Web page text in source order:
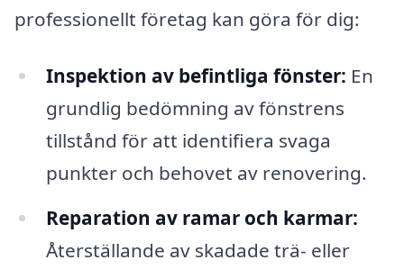
professionellt företag kan göra för dig:
Inspektion av befintliga fönster: En
grundlig bedömning av fönstrens
tillstånd för att identifiera svaga
punkter och behovet av renovering.
Reparation av ramar och karmar:
Återställande av skadade trä- eller